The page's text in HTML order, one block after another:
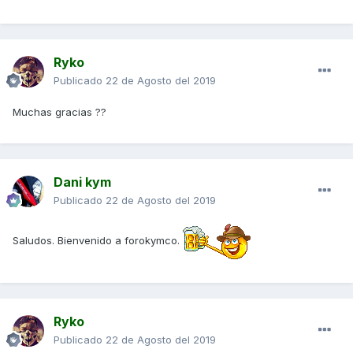
Ryko
Publicado 22 de Agosto del 2019
Muchas gracias ??
Dani kym
Publicado 22 de Agosto del 2019
Saludos. Bienvenido a forokymco.
Ryko
Publicado 22 de Agosto del 2019